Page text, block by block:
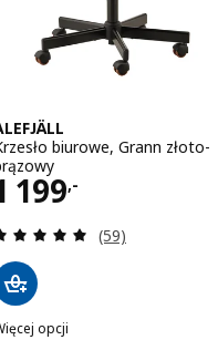
biurowe, Grann złoto-
199,-
1199,-
Recenzja: 4.9
(59)
opcji